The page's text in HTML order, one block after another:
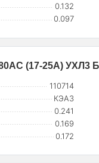
0.132
0.097
(17-25А) УХЛ3
110714
КЭАЗ
0.241
0.169
0.172